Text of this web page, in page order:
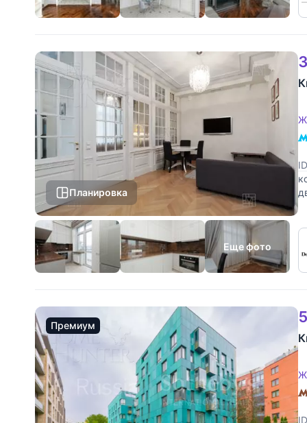
Планировка
Еще фото
Премиум